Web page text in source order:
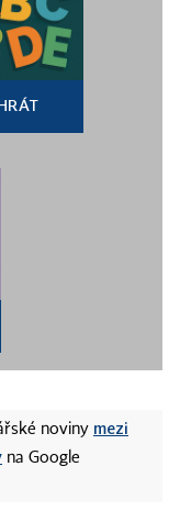
noviny mezi
na Google